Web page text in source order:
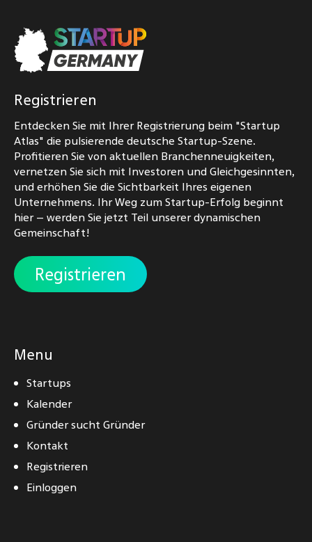
Registrieren
Entdecken Sie mit Ihrer Registrierung beim "Startup
Atlas" die pulsierende deutsche Startup-Szene.
Profitieren Sie von aktuellen Branchenneuigkeiten,
vernetzen Sie sich mit Investoren und Gleichgesinnten,
und erhöhen Sie die Sichtbarkeit Ihres eigenen
Unternehmens. Ihr Weg zum Startup-Erfolg beginnt
hier – werden Sie jetzt Teil unserer dynamischen
Gemeinschaft!
Registrieren
Menu
Startups
Kalender
Gründer sucht Gründer
Kontakt
Registrieren
Einloggen